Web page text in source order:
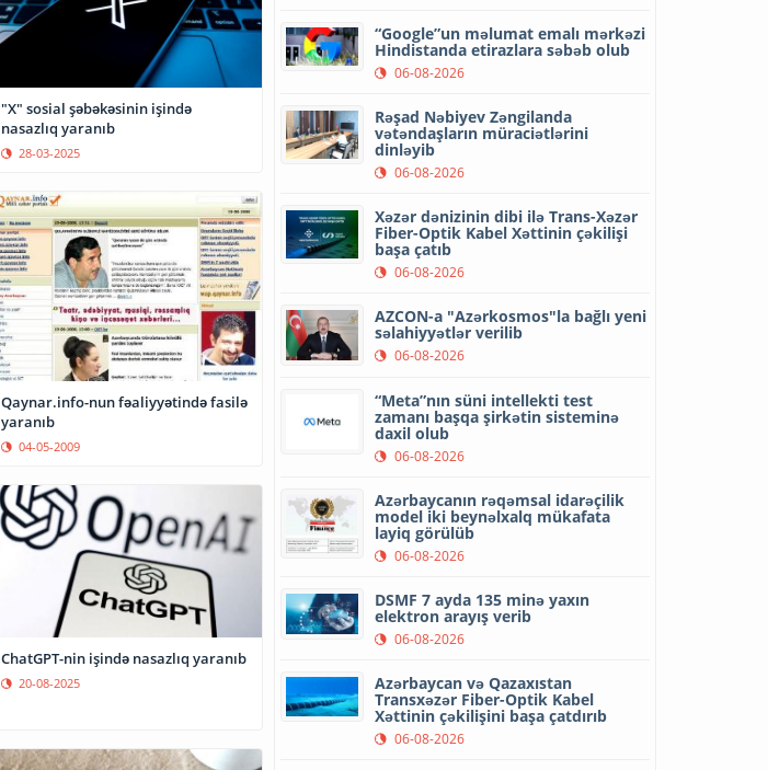
"X" sosial şəbəkəsinin işində
nasazlıq yaranıb
28-03-2025
Qaynar.info-nun fəaliyyətində fasilə
yaranıb
04-05-2009
ChatGPT-nin işində nasazlıq yaranıb
20-08-2025
“Google”un məlumat emalı mərkəzi
Hindistanda etirazlara səbəb olub
06-08-2026
Rəşad Nəbiyev Zəngilanda
vətəndaşların müraciətlərini
dinləyib
06-08-2026
Xəzər dənizinin dibi ilə Trans-Xəzər
Fiber-Optik Kabel Xəttinin çəkilişi
başa çatıb
06-08-2026
AZCON-a "Azərkosmos"la bağlı yeni
səlahiyyətlər verilib
06-08-2026
“Meta”nın süni intellekti test
zamanı başqa şirkətin sisteminə
daxil olub
06-08-2026
Azərbaycanın rəqəmsal idarəçilik
model iki beynəlxalq mükafata
layiq görülüb
06-08-2026
DSMF 7 ayda 135 minə yaxın
elektron arayış verib
06-08-2026
Azərbaycan və Qazaxıstan
Transxəzər Fiber-Optik Kabel
Xəttinin çəkilişini başa çatdırıb
06-08-2026